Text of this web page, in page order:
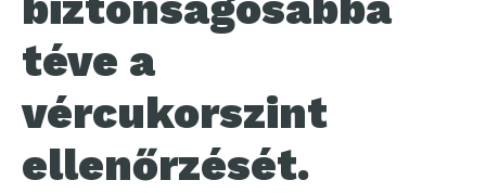
téve a
vércukorszint
ellenőrzését.